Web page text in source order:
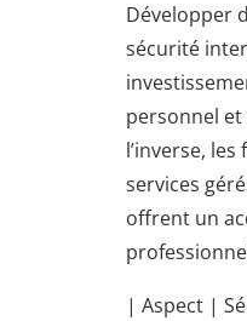
Développer
sécurité
personnel
l’inverse,
services
offrent un
| Aspect |